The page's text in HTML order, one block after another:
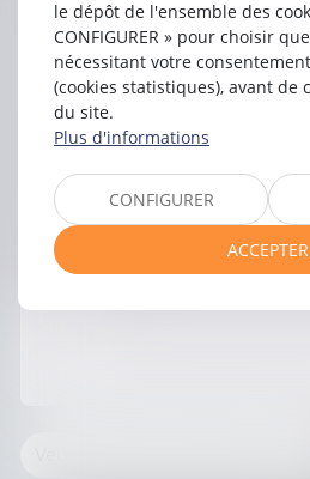
le dépôt de l'ensemble des
CONFIGURER » pour choisir
nécessitant votre
(cookies statistiques), avant de
du site.
Plus d'informations
CONFIGURER
ACCEPTER